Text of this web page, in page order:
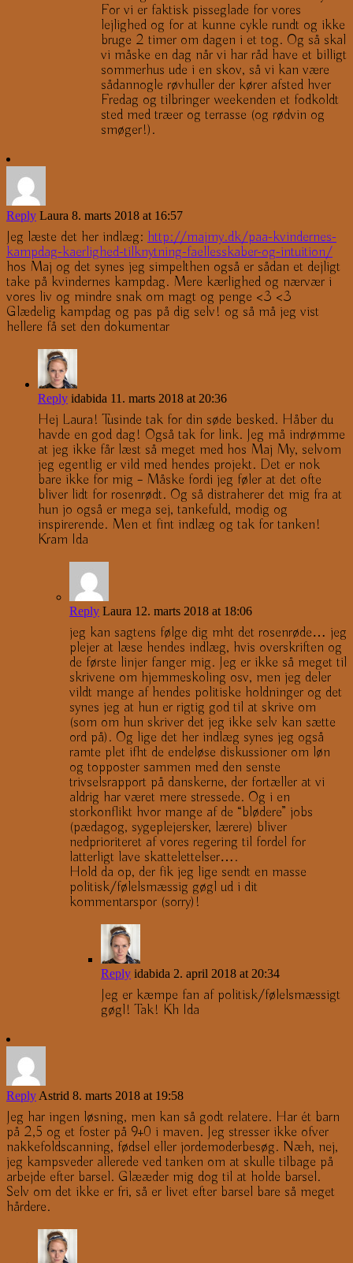
For vi er faktisk pisseglade for vores
lejlighed og for at kunne cykle rundt og ikke
bruge 2 timer om dagen i et tog. Og så skal
vi måske en dag når vi har råd have et billigt
sommerhus ude i en skov, så vi kan være
sådannogle røvhuller der kører afsted hver
Fredag og tilbringer weekenden et fodkoldt
sted med træer og terrasse (og rødvin og
smøger!).
Reply Laura 8. marts 2018 at 16:57
Jeg læste det her indlæg: http://majmy.dk/paa-kvindernes-
kampdag-kaerlighed-tilknytning-faellesskaber-og-intuition/
hos Maj og det synes jeg simpelthen også er sådan et dejligt
take på kvindernes kampdag. Mere kærlighed og nærvær i
vores liv og mindre snak om magt og penge <3 <3
Glædelig kampdag og pas på dig selv! og så må jeg vist
hellere få set den dokumentar
Reply idabida 11. marts 2018 at 20:36
Hej Laura! Tusinde tak for din søde besked. Håber du
havde en god dag! Også tak for link. Jeg må indrømme
at jeg ikke får læst så meget med hos Maj My, selvom
jeg egentlig er vild med hendes projekt. Det er nok
bare ikke for mig – Måske fordi jeg føler at det ofte
bliver lidt for rosenrødt. Og så distraherer det mig fra at
hun jo også er mega sej, tankefuld, modig og
inspirerende. Men et fint indlæg og tak for tanken!
Kram Ida
Reply Laura 12. marts 2018 at 18:06
jeg kan sagtens følge dig mht det rosenrøde… jeg
plejer at læse hendes indlæg, hvis overskriften og
de første linjer fanger mig. Jeg er ikke så meget til
skrivene om hjemmeskoling osv, men jeg deler
vildt mange af hendes politiske holdninger og det
synes jeg at hun er rigtig god til at skrive om
(som om hun skriver det jeg ikke selv kan sætte
ord på). Og lige det her indlæg synes jeg også
ramte plet ifht de endeløse diskussioner om løn
og topposter sammen med den senste
trivselsrapport på danskerne, der fortæller at vi
aldrig har været mere stressede. Og i en
storkonflikt hvor mange af de “blødere” jobs
(pædagog, sygeplejersker, lærere) bliver
nedprioriteret af vores regering til fordel for
latterligt lave skattelettelser….
Hold da op, der fik jeg lige sendt en masse
politisk/følelsmæssig gøgl ud i dit
kommentarspor (sorry)!
Reply idabida 2. april 2018 at 20:34
Jeg er kæmpe fan af politisk/følelsmæssigt
gøgl! Tak! Kh Ida
Reply Astrid 8. marts 2018 at 19:58
Jeg har ingen løsning, men kan så godt relatere. Har ét barn
på 2,5 og et foster på 9+0 i maven. Jeg stresser ikke ofver
nakkefoldscanning, fødsel eller jordemoderbesøg. Næh, nej,
jeg kampsveder allerede ved tanken om at skulle tilbage på
arbejde efter barsel. Glææder mig dog til at holde barsel.
Selv om det ikke er fri, så er livet efter barsel bare så meget
hårdere.